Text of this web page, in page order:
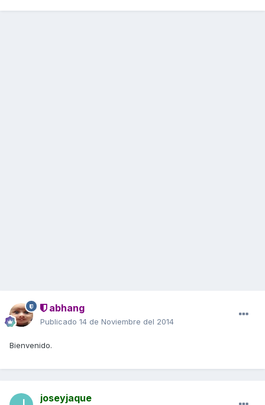
abhang
Publicado 14 de Noviembre del 2014
Bienvenido.
joseyjaque